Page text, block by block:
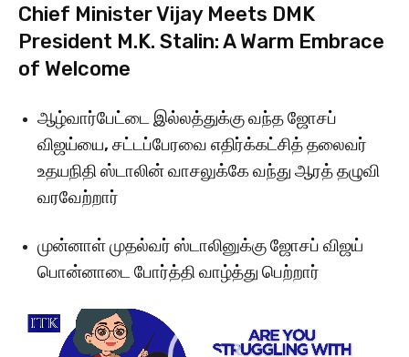
Chief Minister Vijay Meets DMK
President M.K. Stalin: A Warm Embrace
of Welcome
ஆழ்வார்பேட்டை இல்லத்துக்கு வந்த ஜோசப்
விஜய்யை, சட்டப்பேரவை எதிர்க்கட்சித் தலைவர்
உதயநிதி ஸ்டாலின் வாசலுக்கே வந்து ஆரத் தழுவி
வரவேற்றார்
முன்னாள் முதல்வர் ஸ்டாலினுக்கு ஜோசப் விஜய்
பொன்னாடை போர்த்தி வாழ்த்து பெற்றார்